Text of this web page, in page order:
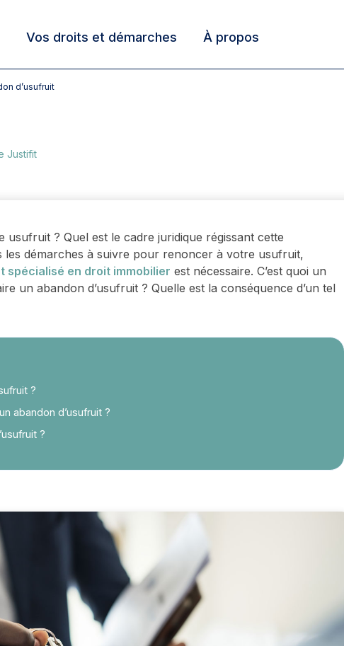
Vos droits et démarches À propos
d’usufruit
Justifit
? Quel est le cadre juridique régissant cette
les démarches à suivre pour renoncer à votre usufruit,
spécialisé en droit immobilier est nécessaire. C’est quoi un
un abandon d’usufruit ? Quelle est la conséquence d’un tel
?
abandon d’usufruit ?
?